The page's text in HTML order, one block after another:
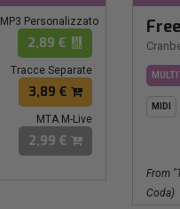
MP3 Personalizzato
2,89 €
Tracce Separate
3,89 €
MTA M-Live
2,99 €
MIDI
From
Coda)